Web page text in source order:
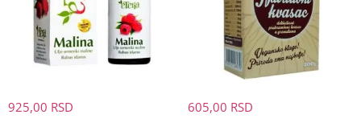
925,00 RSD 605,00 RSD